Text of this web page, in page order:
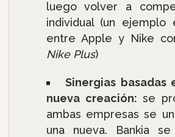
luego volver a
individual (un ejemplo
entre Apple y Nike
Nike Plus)
Sinergias basadas
nueva creación: se
ambas empresas se
una nueva. Bankia